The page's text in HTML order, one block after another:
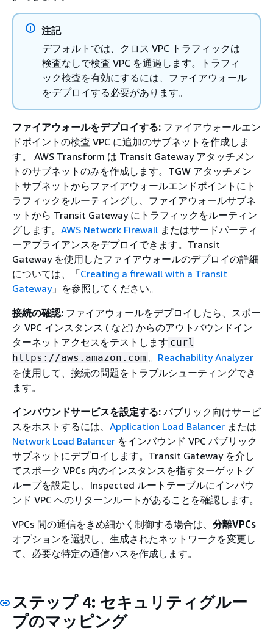
注記
デフォルトでは、クロス VPC トラフィックは
検査なしで検査 VPC を通過します。トラフィ
ック検査を有効にするには、ファイアウォール
をデプロイする必要があります。
ファイアウォールをデプロイする: ファイアウォールエン
ドポイントの検査 VPC に追加のサブネットを作成しま
す。 AWS Transform は Transit Gateway アタッチメン
トのサブネットのみを作成します。TGW アタッチメン
トサブネットからファイアウォールエンドポイントにト
ラフィックをルーティングし、ファイアウォールサブネ
ットから Transit Gateway にトラフィックをルーティン
グします。 AWS Network Firewall またはサードパーティ
ーアプライアンスをデプロイできます。Transit
Gateway を使用したファイアウォールのデプロイの詳細
については、「Creating a firewall with a Transit
Gateway」を参照してください。
接続の確認: ファイアウォールをデプロイしたら、スポー
ク VPC インスタンス ( など) からのアウトバウンドイン
ターネットアクセスをテストします curl
https://aws.amazon.com 。 Reachability Analyzer
を使用して、接続の問題をトラブルシューティングでき
ます。
インバウンドサービスを設定する: パブリック向けサービ
スをホストするには、 Application Load Balancer または
Network Load Balancer をインバウンド VPC パブリック
サブネットにデプロイします。Transit Gateway を介し
てスポーク VPCs 内のインスタンスを指すターゲットグ
ループを設定し、Inspected ルートテーブルにインバウ
ンド VPC へのリターンルートがあることを確認します。
VPCs 間の通信をきめ細かく制御する場合は、 分離VPCs
オプションを選択し、生成されたネットワークを変更し
て、必要な特定の通信パスを作成します。
ステップ 4: セキュリティグルー
プのマッピング